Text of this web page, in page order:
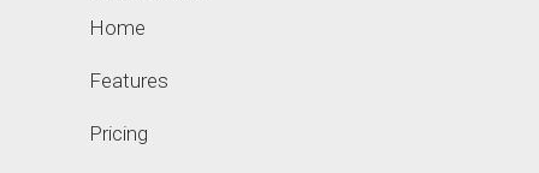
Home
Features
Pricing